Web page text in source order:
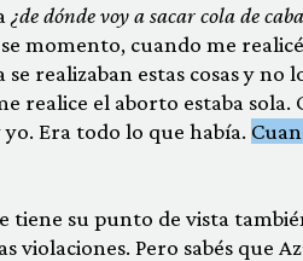
¿de dónde voy a sacar cola de
momento, cuando me
realizaban estas cosas y no
realice el aborto estaba
Era todo lo que había.
tiene su punto de vista
violaciones. Pero sabés que